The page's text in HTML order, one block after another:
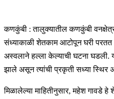
कणकुंबी : तालुक्यातील कणकुंबी
संध्याकाळी शेतकाम आटोपून घरी परतत
अस्वलाने हल्ला केल्याची घटना घडली.
झाले असून त्यांची प्रकृती सध्या स्थिर
मिळालेल्या माहितीनुसार, महेश गावडे